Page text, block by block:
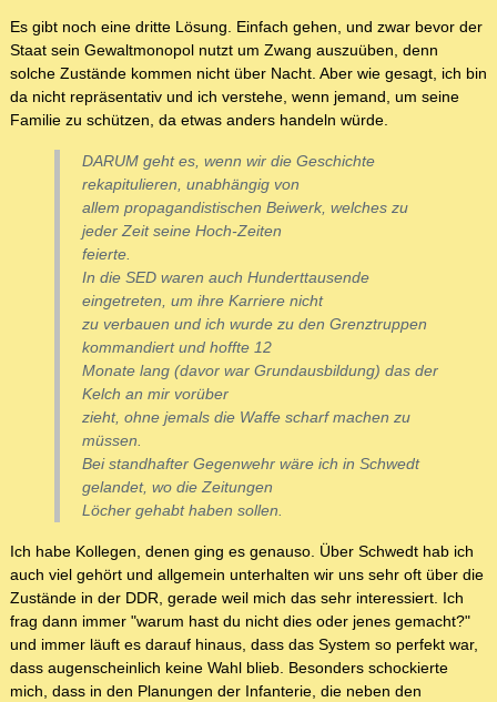
Es gibt noch eine dritte Lösung. Einfach gehen, und zwar bevor der
Staat sein Gewaltmonopol nutzt um Zwang auszuüben, denn
solche Zustände kommen nicht über Nacht. Aber wie gesagt, ich bin
da nicht repräsentativ und ich verstehe, wenn jemand, um seine
Familie zu schützen, da etwas anders handeln würde.
DARUM geht es, wenn wir die Geschichte
rekapitulieren, unabhängig von
allem propagandistischen Beiwerk, welches zu
jeder Zeit seine Hoch-Zeiten
feierte.
In die SED waren auch Hunderttausende
eingetreten, um ihre Karriere nicht
zu verbauen und ich wurde zu den Grenztruppen
kommandiert und hoffte 12
Monate lang (davor war Grundausbildung) das der
Kelch an mir vorüber
zieht, ohne jemals die Waffe scharf machen zu
müssen.
Bei standhafter Gegenwehr wäre ich in Schwedt
gelandet, wo die Zeitungen
Löcher gehabt haben sollen.
Ich habe Kollegen, denen ging es genauso. Über Schwedt hab ich
auch viel gehört und allgemein unterhalten wir uns sehr oft über die
Zustände in der DDR, gerade weil mich das sehr interessiert. Ich
frag dann immer "warum hast du nicht dies oder jenes gemacht?"
und immer läuft es darauf hinaus, dass das System so perfekt war,
dass augenscheinlich keine Wahl blieb. Besonders schockierte
mich, dass in den Planungen der Infanterie, die neben den